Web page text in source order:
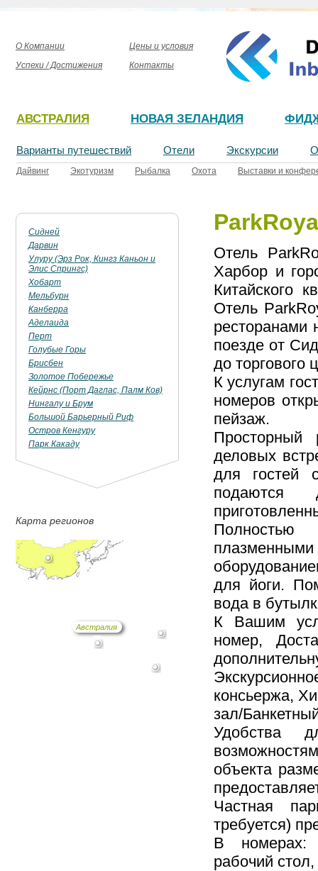
О Компании
Цены и условия
Успехи / Достижения
Контакты
АВСТРАЛИЯ
Варианты путешествий
Дайвинг Экотуризм Рыбалка Охота Выставки и
Отели Экскурсии
НОВАЯ ЗЕЛАНДИЯ
Сидней
Дарвин
Улуру (Эрз Рок, Кингз Каньон и
Элис Спрингс)
Хобарт
Мельбурн
Канберра
Аделаида
Перт
Голубые Горы
Брисбен
Золотое Побережье
Кейрнс (Порт Даглас, Палм Ков)
Нингалу и Брум
Большой Барьерный Риф
Остров Кенгуру
Парк Какаду
Карта регионов
Австралия
Отель
Харбор и
Китайского
Отель
ресторанами
поезде от
до торгового
К услугам
номеров
пейзаж.
Просторный
деловых
для гостей
подаются
для йоги.
вода в
К Вашим
номер,
консьержа,
зал/
Удобства
объекта
Частная
требуется)
В номерах:
рабочий